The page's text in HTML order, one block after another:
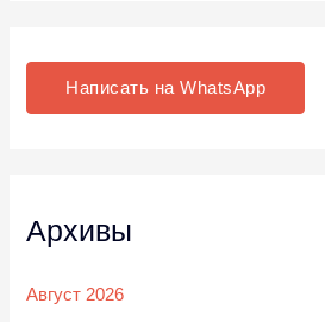
Написать на WhatsApp
Архивы
Август 2026